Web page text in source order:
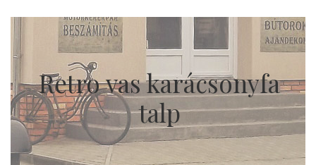
Retro vas karácsonyfa
talp